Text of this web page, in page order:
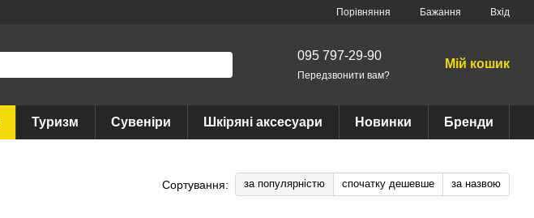
Порівняння Бажання Вхід
095 797-29-90
Передзвонити вам?
Мій кошик
Туризм Сувеніри Шкіряні аксесуари Новинки Бренди
Сортування: за популярністю спочатку дешевше за назвою